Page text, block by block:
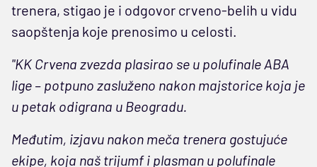
trenera, stigao je i odgovor crveno-belih u vidu
saopštenja koje prenosimo u celosti.
"KK Crvena zvezda plasirao se u polufinale ABA
lige – potpuno zasluženo nakon majstorice koja je
u petak odigrana u Beogradu.
Međutim, izjavu nakon meča trenera gostujuće
ekipe, koja naš trijumf i plasman u polufinale